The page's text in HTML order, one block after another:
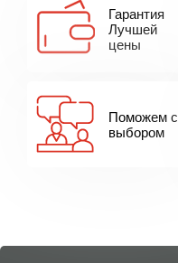
Гарантия
Лучшей
цены
Поможем с
выбором